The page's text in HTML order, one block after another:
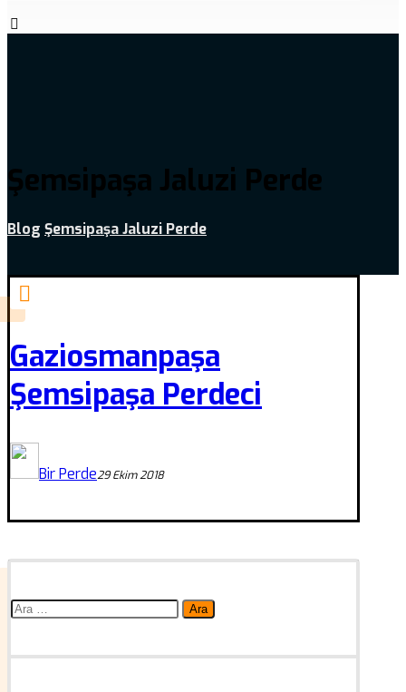
Şemsipaşa Jaluzi Perde
Blog Şemsipaşa Jaluzi Perde
Gaziosmanpaşa
Şemsipaşa Perdeci
Bir Perde29 Ekim 2018
Arama: